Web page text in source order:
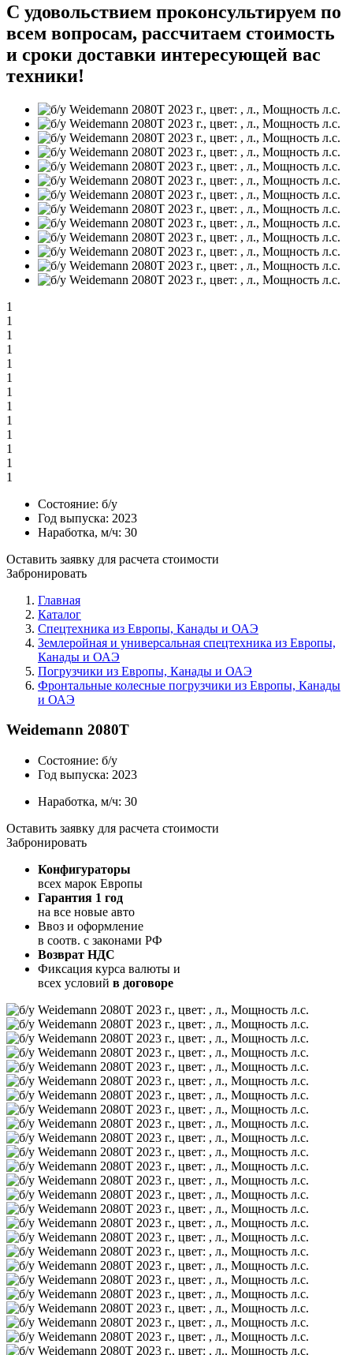
С удовольствием проконсультируем по
всем вопросам, рассчитаем стоимость
и сроки доставки интересующей вас
техники!
1
1
1
1
1
1
1
1
1
1
1
1
1
Состояние: б/у
Год выпуска: 2023
Наработка, м/ч: 30
Оставить заявку для расчета стоимости
Забронировать
Главная
Каталог
Спецтехника из Европы, Канады и ОАЭ
Землеройная и универсальная спецтехника из Европы,
Канады и ОАЭ
Погрузчики из Европы, Канады и ОАЭ
Фронтальные колесные погрузчики из Европы, Канады
и ОАЭ
Weidemann 2080T
Состояние: б/у
Год выпуска: 2023
Наработка, м/ч: 30
Оставить заявку для расчета стоимости
Забронировать
Конфигураторы
всех марок Европы
Гарантия 1 год
на все новые авто
Ввоз и оформление
в соотв. с законами РФ
Возврат НДС
Фиксация курса валюты и
всех условий в договоре